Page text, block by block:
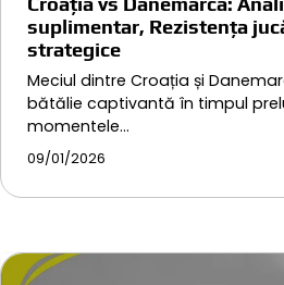
suplimentar, Rezistența
strategice
Meciul dintre Croația și
bătălie captivantă în timpul
momentele…
09/01/2026